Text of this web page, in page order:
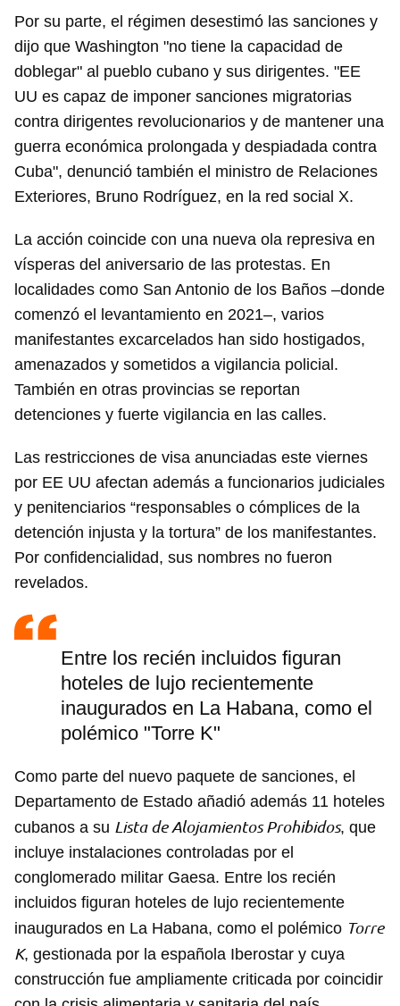
Por su parte, el régimen desestimó las sanciones y
dijo que Washington "no tiene la capacidad de
doblegar" al pueblo cubano y sus dirigentes. "EE
UU es capaz de imponer sanciones migratorias
contra dirigentes revolucionarios y de mantener una
guerra económica prolongada y despiadada contra
Cuba", denunció también el ministro de Relaciones
Exteriores, Bruno Rodríguez, en la red social X.
La acción coincide con una nueva ola represiva en
vísperas del aniversario de las protestas. En
localidades como San Antonio de los Baños –donde
comenzó el levantamiento en 2021–, varios
manifestantes excarcelados han sido hostigados,
amenazados y sometidos a vigilancia policial.
También en otras provincias se reportan
detenciones y fuerte vigilancia en las calles.
Las restricciones de visa anunciadas este viernes
por EE UU afectan además a funcionarios judiciales
y penitenciarios “responsables o cómplices de la
detención injusta y la tortura” de los manifestantes.
Por confidencialidad, sus nombres no fueron
revelados.
Entre los recién incluidos figuran
hoteles de lujo recientemente
inaugurados en La Habana, como el
polémico "Torre K"
Como parte del nuevo paquete de sanciones, el
Departamento de Estado añadió además 11 hoteles
cubanos a su Lista de Alojamientos Prohibidos, que
incluye instalaciones controladas por el
conglomerado militar Gaesa. Entre los recién
incluidos figuran hoteles de lujo recientemente
inaugurados en La Habana, como el polémico Torre
K, gestionada por la española Iberostar y cuya
construcción fue ampliamente criticada por coincidir